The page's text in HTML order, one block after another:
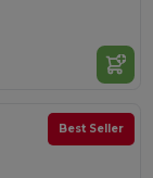
Best Seller